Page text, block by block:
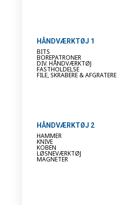
HÅNDVÆRKTØJ 1
BITS
BOREPATRONER
DIV. HÅNDVÆRKTØJ
FASTHOLDELSE
FILE, SKRABERE & AFGRATERE
HÅNDVÆRKTØJ 2
HAMMER
KNIVE
KOBEN
LØSNEVÆRKTØJ
MAGNETER